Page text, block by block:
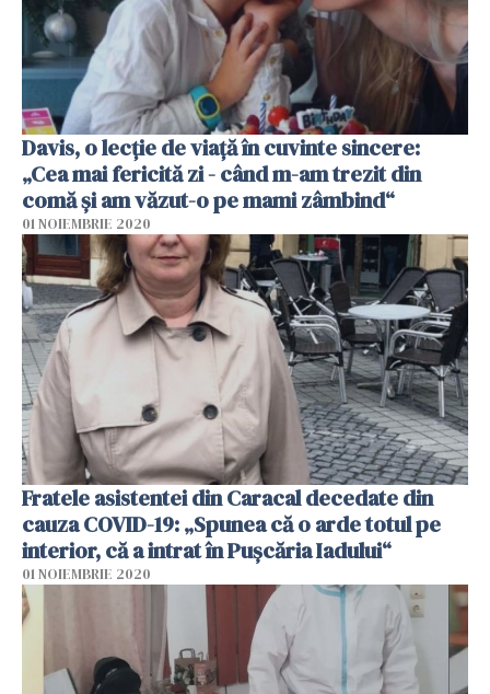
Davis, o lecție de viață în cuvinte sincere:
„Cea mai fericită zi - când m-am trezit din
comă și am văzut-o pe mami zâmbind“
01 NOIEMBRIE 2020
Fratele asistentei din Caracal decedate din
cauza COVID-19: „Spunea că o arde totul pe
interior, că a intrat în Puşcăria Iadului“
01 NOIEMBRIE 2020